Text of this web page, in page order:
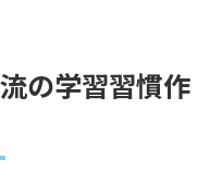
の学習習慣作